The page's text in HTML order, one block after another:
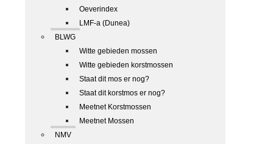
Oeverindex
LMF-a (Dunea)
BLWG
Witte gebieden mossen
Witte gebieden korstmossen
Staat dit mos er nog?
Staat dit korstmos er nog?
Meetnet Korstmossen
Meetnet Mossen
NMV